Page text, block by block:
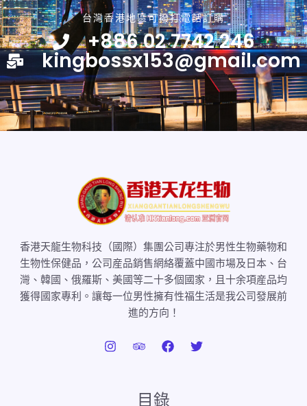
台灣香港地區可撥打電話訂購
+886 02 7742 246
kingbossx153@gmail.com
香港天龍生物科技（國際）集團公司專注於男性生物藥物和
生物性保健品，公司産品銷售網絡覆蓋中國市場及日本、台
灣、韓國、俄羅斯、美國等二十多個國家，且十余項産品均
獲得國家專利。讓每一位男性擁有性福生活是我公司發展前
進的方向！
目錄